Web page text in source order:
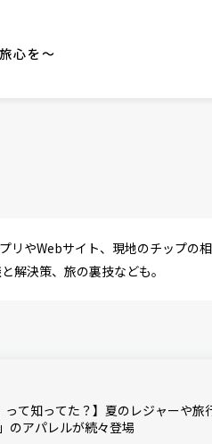
心を～
リやWebサイト、現地のチップの
解決策、旅の裏技なども。
って知ってた？】夏のレジャーや旅
のアパレルが続々登場